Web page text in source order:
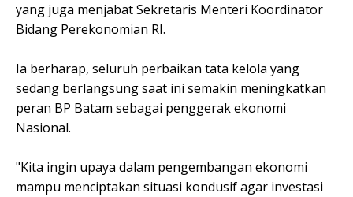
yang juga menjabat Sekretaris Menteri Koordinator
Bidang Perekonomian RI.
Ia berharap, seluruh perbaikan tata kelola yang
sedang berlangsung saat ini semakin meningkatkan
peran BP Batam sebagai penggerak ekonomi
Nasional.
"Kita ingin upaya dalam pengembangan ekonomi
mampu menciptakan situasi kondusif agar investasi